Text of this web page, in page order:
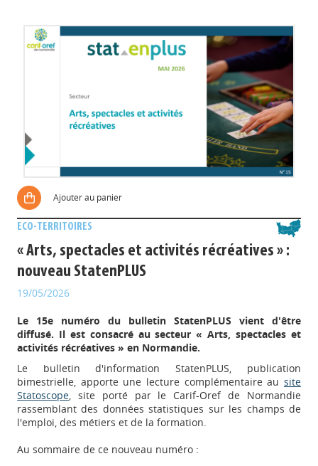
Ajouter au panier
ECO-TERRITOIRES
« Arts, spectacles et activités récréatives » :
nouveau StatenPLUS
19/05/2026
Le 15e numéro du bulletin StatenPLUS vient d'être
diffusé. Il est consacré au secteur « Arts, spectacles et
activités récréatives » en Normandie.
Le bulletin d'information StatenPLUS, publication
bimestrielle, apporte une lecture complémentaire au site
Statoscope, site porté par le Carif-Oref de Normandie
rassemblant des données statistiques sur les champs de
l'emploi, des métiers et de la formation.
Au sommaire de ce nouveau numéro :